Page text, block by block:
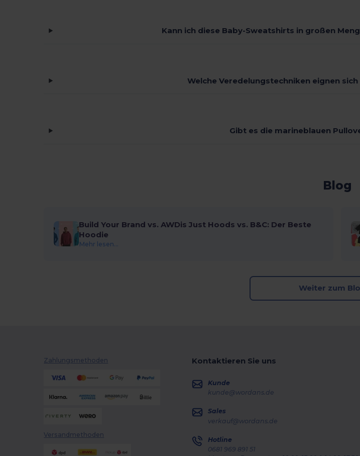
Kann ich diese Baby-Sweatshirts in großen
Welche Veredelungstechniken eignen
Gibt es die marineblauen
Blog
Build Your Brand vs. AWDis Just Hoods vs. B&C: Der Beste
Hoodie
Mehr lesen...
Weiter zum
Zahlungsmethoden
Versandmethoden
Kontaktieren Sie uns
Kunde
kunde@wordans.de
Sales
verkauf@wordans.de
Hotline
0681 969 891 51